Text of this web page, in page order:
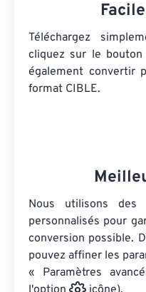
Téléchargez
cliquez sur le bouton
également convertir
format CIBLE.
Nous utilisons
personnalisés pour
conversion possible.
pouvez affiner les
« Paramètres